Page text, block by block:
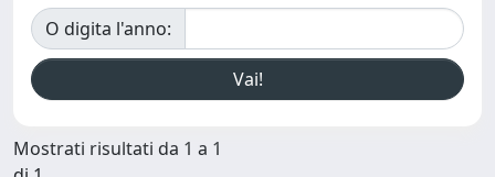
O digita l'anno:
Mostrati risultati da 1 a 1